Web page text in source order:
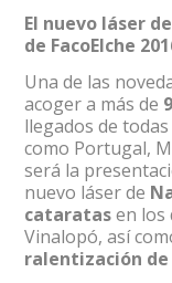
El nuevo láser
de FacoElche
Una de las
acoger a más de
llegados de
como Portugal,
será la
nuevo láser de
cataratasen los
Vinalopó, así
ralentización